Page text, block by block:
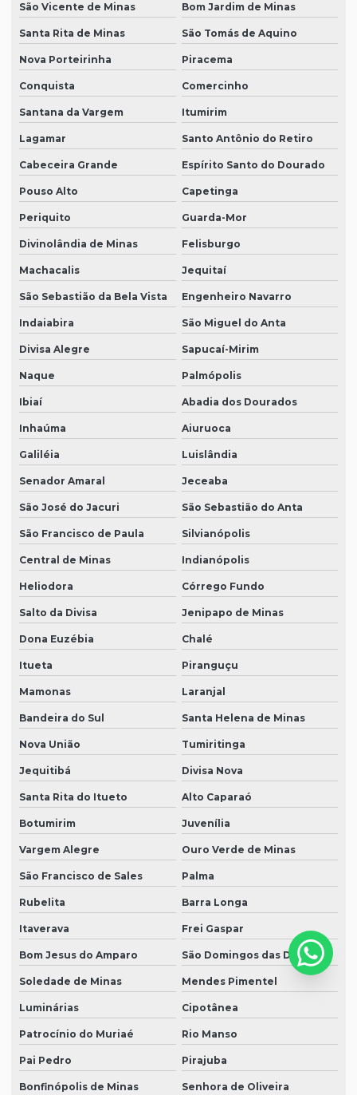
São Vicente de Minas Bom Jardim de Minas
Santa Rita de Minas São Tomás de Aquino
Nova Porteirinha Piracema
Conquista Comercinho
Santana da Vargem Itumirim
Lagamar Santo Antônio do Retiro
Cabeceira Grande Espírito Santo do Dourado
Pouso Alto Capetinga
Periquito Guarda-Mor
Divinolândia de Minas Felisburgo
Machacalis Jequitaí
São Sebastião da Bela Vista Engenheiro Navarro
Indaiabira São Miguel do Anta
Divisa Alegre Sapucaí-Mirim
Naque Palmópolis
Ibiaí Abadia dos Dourados
Inhaúma Aiuruoca
Galiléia Luislândia
Senador Amaral Jeceaba
São José do Jacuri São Sebastião do Anta
São Francisco de Paula Silvianópolis
Central de Minas Indianópolis
Heliodora Córrego Fundo
Salto da Divisa Jenipapo de Minas
Dona Euzébia Chalé
Itueta Piranguçu
Mamonas Laranjal
Bandeira do Sul Santa Helena de Minas
Nova União Tumiritinga
Jequitibá Divisa Nova
Santa Rita do Itueto Alto Caparaó
Botumirim Juvenília
Vargem Alegre Ouro Verde de Minas
São Francisco de Sales Palma
Rubelita Barra Longa
Itaverava Frei Gaspar
Bom Jesus do Amparo São Domingos das Dores
Soledade de Minas Mendes Pimentel
Luminárias Cipotânea
Patrocínio do Muriaé Rio Manso
Pai Pedro Pirajuba
Bonfinópolis de Minas Senhora de Oliveira